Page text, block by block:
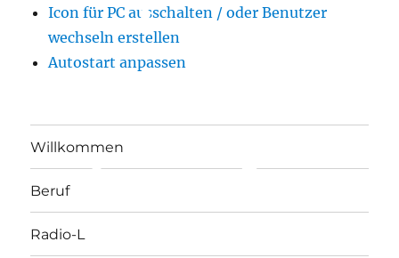
Icon für PC ausschalten / oder Benutzer
wechseln erstellen
Autostart anpassen
Willkommen
Beruf
Radio-L